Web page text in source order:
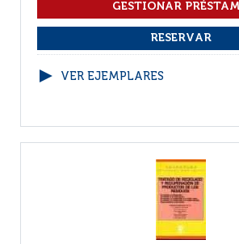
VER EJEMPLARES